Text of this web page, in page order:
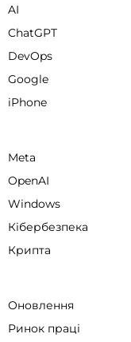
AI
ChatGPT
DevOps
Google
iPhone
Meta
OpenAI
Windows
Кібербезпека
Крипта
Оновлення
Ринок праці